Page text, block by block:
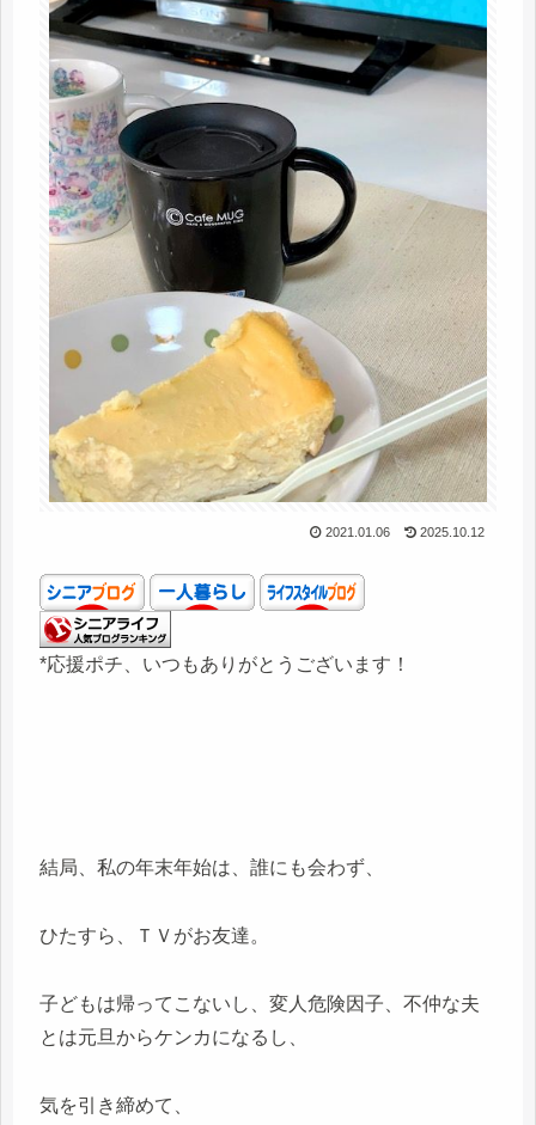
2021.01.06 2025.10.12
*応援ポチ、いつもありがとうございます！
結局、私の年末年始は、誰にも会わず、
ひたすら、ＴＶがお友達。
子どもは帰ってこないし、変人危険因子、不仲な夫
とは元旦からケンカになるし、
気を引き締めて、